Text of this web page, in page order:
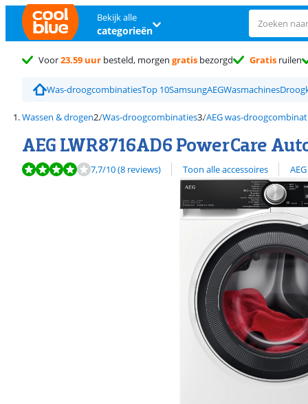
Bekijk alle
categorieën
Voor23.59 uur besteld, morgen gratis bezorgd Gratis ruilen
Was-droogcombinatiesTop 10SamsungAEGWasmachines
Wassen & drogen Was-droogcombinaties AEG was-
AEG LWR8716AD6 PowerCare
Beoordeling is 7,7 van de 10, gebaseerd op 8 reviews.
7,7/10(8 reviews) Toon alle accessoires
Bekijk alle